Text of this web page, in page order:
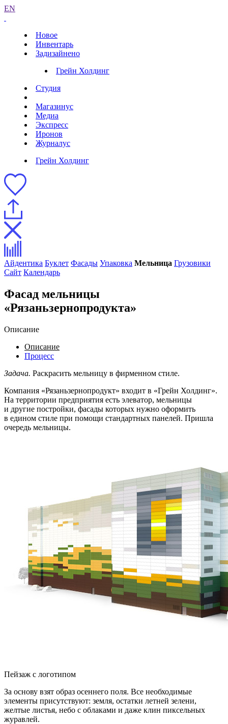
EN
Новое
Инвентарь
Задизайнено
Грейн Холдинг
Студия
Магазинус
Медиа
Экспресс
Иронов
Журналус
Грейн Холдинг
Айдентика Буклет Фасады Упаковка Мельница Грузовики
Сайт Календарь
Фасад мельницы
«Рязаньзернопродукта»
Описание
Описание
Процесс
Задача. Раскрасить мельницу в фирменном стиле.
Компания «Рязаньзернопродукт» входит в «Грейн Холдинг».
На территории предприятия есть элеватор, мельницы
и другие постройки, фасады которых нужно оформить
в едином стиле при помощи стандартных панелей. Пришла
очередь мельницы.
Пейзаж с логотипом
За основу взят образ осеннего поля. Все необходимые
элементы присутствуют: земля, остатки летней зелени,
желтые листья, небо с облаками и даже клин пиксельных
журавлей.